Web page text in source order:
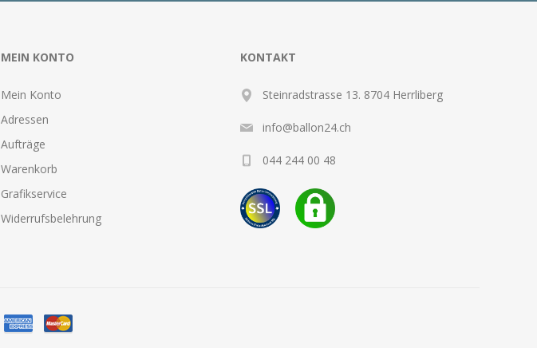
MEIN KONTO
Mein Konto
Adressen
Aufträge
Warenkorb
Grafikservice
Widerrufsbelehrung
KONTAKT
Steinradstrasse 13. 8704 Herrliberg
info@ballon24.ch
044 244 00 48